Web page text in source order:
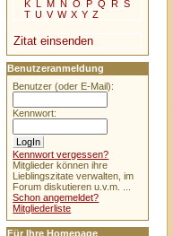
K L M N O P Q R S
T U V W X Y Z
Zitat einsenden
Benutzeranmeldung
Benutzer (oder E-Mail):
Kennwort:
Kennwort vergessen?
Mitglieder können ihre
Lieblingszitate verwalten, im
Forum diskutieren u.v.m. ...
Schon angemeldet?
Mitgliederliste
Für Ihre Homepage